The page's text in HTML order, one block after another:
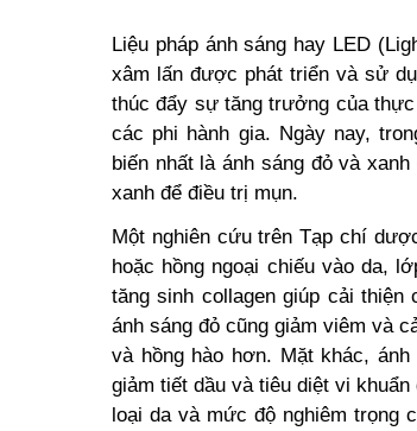
Liệu pháp ánh sáng hay LED
xâm lấn được phát triển và sử
thúc đẩy sự tăng trưởng của
các phi hành gia. Ngày nay,
biến nhất là ánh sáng đỏ và
xanh để điều trị mụn.
Một nghiên cứu trên Tạp chí
hoặc hồng ngoại chiếu vào da,
tăng sinh collagen giúp cải
ánh sáng đỏ cũng giảm viêm và
và hồng hào hơn. Mặt khác,
giảm tiết dầu và tiêu diệt vi
loại da và mức độ nghiêm trọng